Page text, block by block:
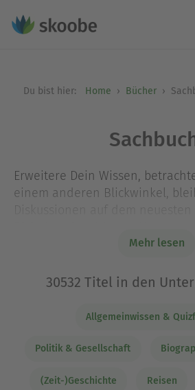
Du bist hier: Home Bücher
Erweitere Dein Wissen,
einem anderen Blickwinkel,
den Sachbüchern bei Skoobe
Gesellschaft und Wirtschaft
Technik und IT, Religion und
Fachbuch bereiten
allgemein und auch ohne
Mehr lesen
30532 Titel in den
Allgemeinwissen &
Politik & Gesellschaft
(Zeit-)Geschichte Reisen